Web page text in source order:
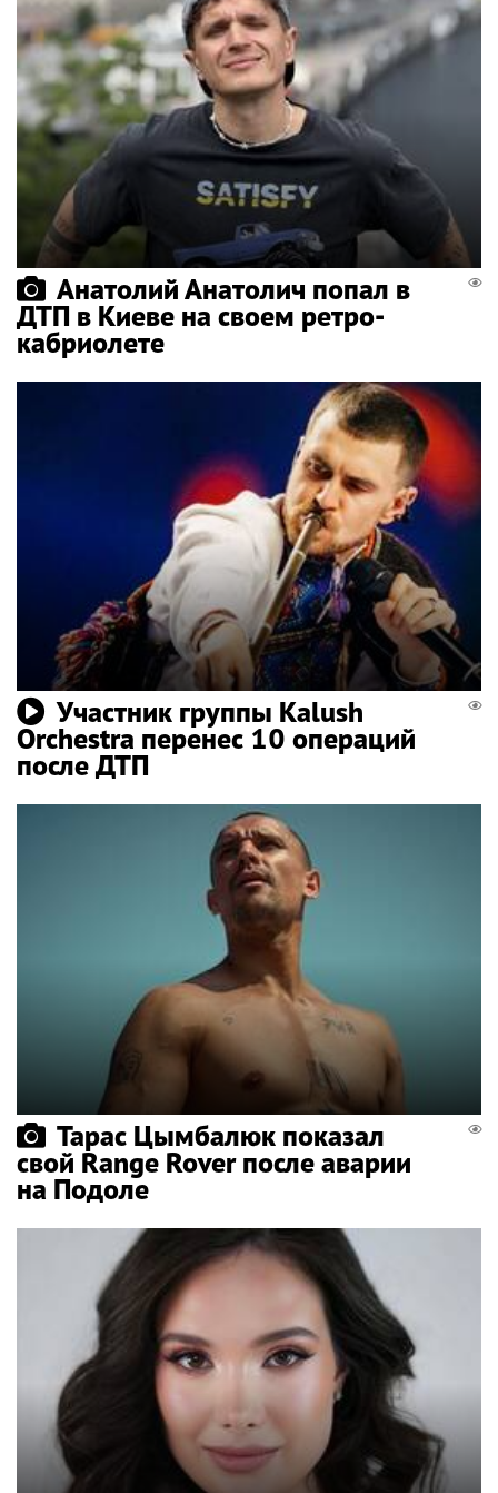
Анатолий Анатолич попал в
ДТП в Киеве на своем ретро-
кабриолете
Участник группы Kalush
Orchestra перенес 10 операций
после ДТП
Тарас Цымбалюк показал
свой Range Rover после аварии
на Подоле